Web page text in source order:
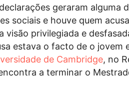
geraram alguma
sociais e houve quem
visão privilegiada e
estava o facto de o jovem
de Cambridge, no
a terminar o